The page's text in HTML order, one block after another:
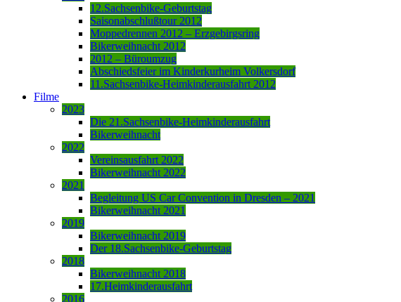
12.Sachsenbike-Geburtstag
Saisonabschlußtour 2012
Moppedrennen 2012 – Erzgebirgsring
Bikerweihnacht 2012
2012 – Büroumzug
Abschiedsfeier im Kinderkurheim Volkersdorf
11.Sachsenbike-Heimkinderausfahrt 2012
Filme
2023
Die 21.Sachsenbike-Heimkinderausfahrt
Bikerweihnacht
2022
Vereinsausfahrt 2022
Bikerweihnacht 2022
2021
Begleitung US Car Convention in Dresden – 2021
Bikerweihnacht 2021
2019
Bikerweihnacht 2019
Der 18.Sachsenbike-Geburtstag
2018
Bikerweihnacht 2018
17.Heimkinderausfahrt
2016